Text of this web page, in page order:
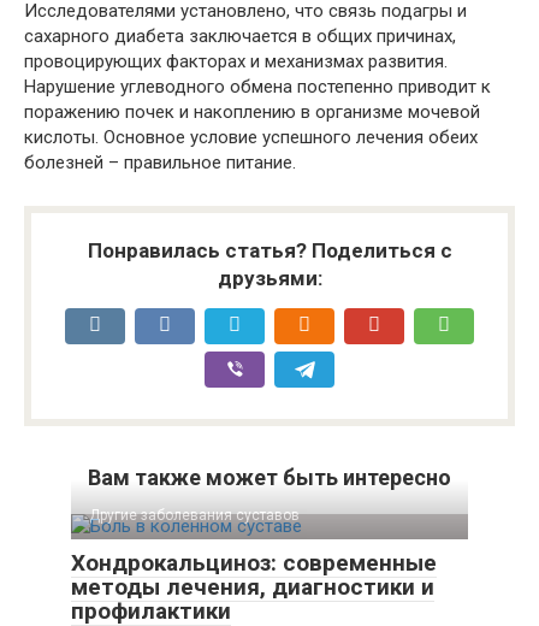
Исследователями установлено, что связь подагры и
сахарного диабета заключается в общих причинах,
провоцирующих факторах и механизмах развития.
Нарушение углеводного обмена постепенно приводит к
поражению почек и накоплению в организме мочевой
кислоты. Основное условие успешного лечения обеих
болезней – правильное питание.
Понравилась статья? Поделиться с
друзьями:
Вам также может быть интересно
Другие заболевания суставов
Хондрокальциноз: современные
методы лечения, диагностики и
профилактики